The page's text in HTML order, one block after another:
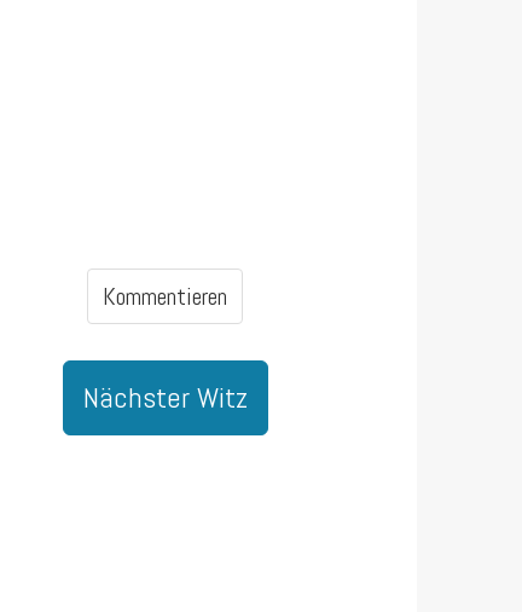
Kommentieren
Nächster Witz